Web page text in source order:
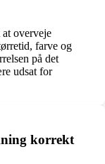
overveje
farve og
på det
udsat for
korrekt